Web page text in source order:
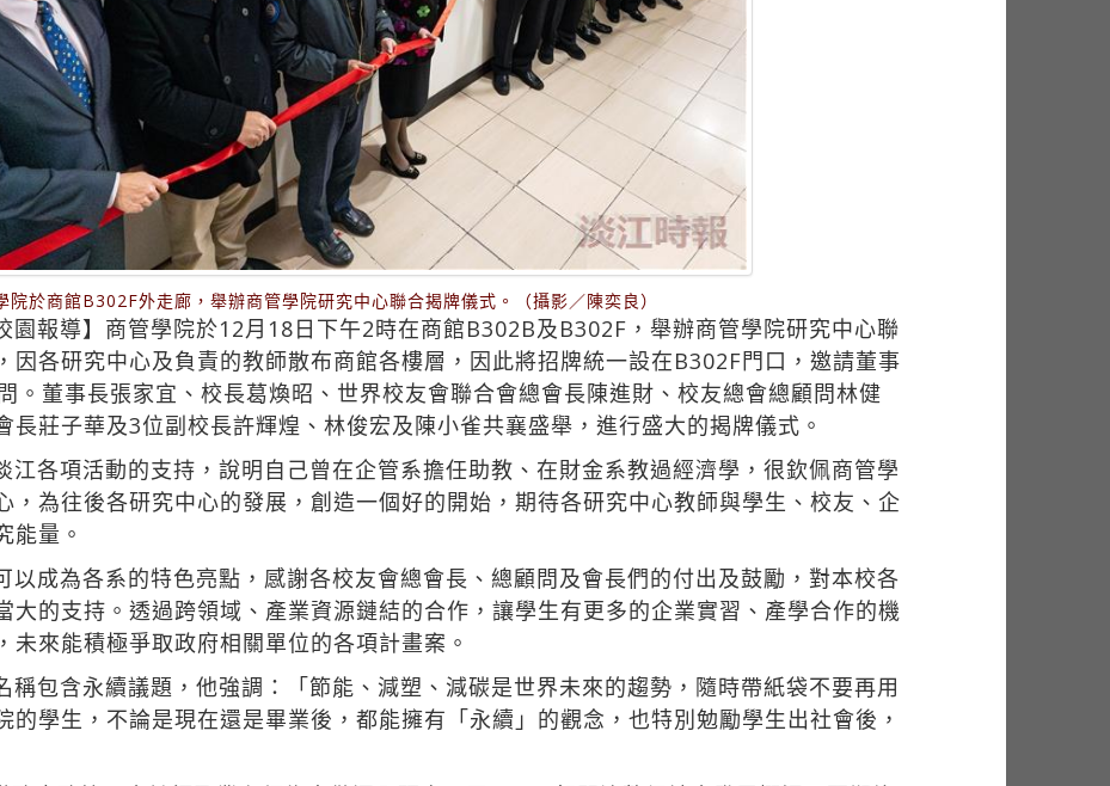
院於商館B302F外走廊，舉辦商管學院研究中心聯合揭牌儀式。（攝影／陳奕良）
園報導】商管學院於12月18日下午2時在商館B302B及B302F，舉辦商管學院研究中心聯
因各研究中心及負責的教師散布商館各樓層，因此將招牌統一設在B302F門口，邀請董事
。董事長張家宜、校長葛煥昭、世界校友會聯合會總會長陳進財、校友總會總顧問林健
長莊子華及3位副校長許輝煌、林俊宏及陳小雀共襄盛舉，進行盛大的揭牌儀式。
江各項活動的支持，說明自己曾在企管系擔任助教、在財金系教過經濟學，很欽佩商管學
，為往後各研究中心的發展，創造一個好的開始，期待各研究中心教師與學生、校友、企
能量。
以成為各系的特色亮點，感謝各校友會總會長、總顧問及會長們的付出及鼓勵，對本校各
大的支持。透過跨領域、產業資源鏈結的合作，讓學生有更多的企業實習、產學合作的機
來能積極爭取政府相關單位的各項計畫案。
稱包含永續議題，他強調：「節能、減塑、減碳是世界未來的趨勢，隨時帶紙袋不要再用
的學生，不論是現在還是畢業後，都能擁有「永續」的觀念，也特別勉勵學生出社會後，